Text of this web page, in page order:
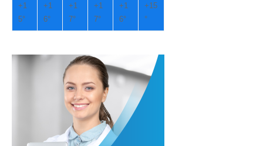
+1
5°
+1
6°
+1
7°
+1
7°
+1
6°
+15
°